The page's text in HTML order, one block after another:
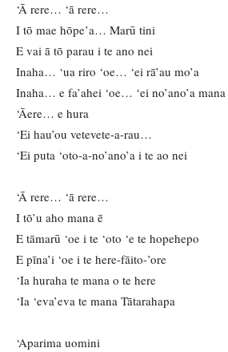
‘Ā rere… ‘ā rere…
I tō mae hōpe’a… Marū tini
E vai ā tō parau i te ano nei
Inaha… ‘ua riro ‘oe… ‘ei rā’au mo’a
Inaha… e fa’ahei ‘oe… ‘ei no’ano’a mana
‘Āere… e hura
‘Ei hau’ou vetevete-a-rau…
‘Ei puta ‘oto-a-no’ano’a i te ao nei
‘Ā rere… ‘ā rere…
I tō’u aho mana ē
E tāmarū ‘oe i te ‘oto ‘e te hopehepo
E pīna’i ‘oe i te here-fāito-’ore
‘Ia huraha te mana o te here
‘Ia ‘eva’eva te mana Tātarahapa
‘Aparima uomini